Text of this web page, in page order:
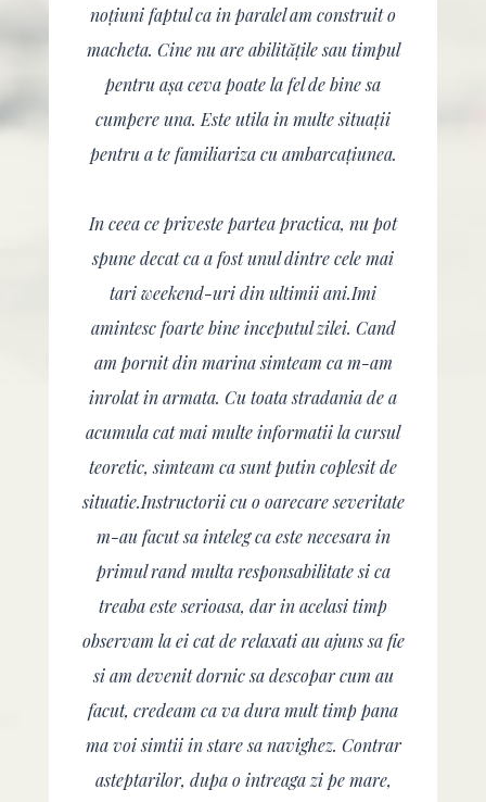
noțiuni faptul ca in paralel am construit o
macheta. Cine nu are abilitățile sau timpul
pentru așa ceva poate la fel de bine sa
cumpere una. Este utila in multe situații
pentru a te familiariza cu ambarcațiunea.
In ceea ce priveste partea practica, nu pot
spune decat ca a fost unul dintre cele mai
tari weekend-uri din ultimii ani.Imi
amintesc foarte bine inceputul zilei. Cand
am pornit din marina simteam ca m-am
inrolat in armata. Cu toata stradania de a
acumula cat mai multe informatii la cursul
teoretic, simteam ca sunt putin coplesit de
situatie.Instructorii cu o oarecare severitate
m-au facut sa inteleg ca este necesara in
primul rand multa responsabilitate si ca
treaba este serioasa, dar in acelasi timp
observam la ei cat de relaxati au ajuns sa fie
si am devenit dornic sa descopar cum au
facut, credeam ca va dura mult timp pana
ma voi simtii in stare sa navighez. Contrar
asteptarilor, dupa o intreaga zi pe mare,